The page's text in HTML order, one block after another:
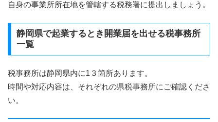
自身の事業所所在地を管轄する税務署に提出しましょう。
静岡県で起業するとき開業届を出せる税事務所
一覧
税事務所は静岡県内に1３箇所あります。
時間や対応内容は、それぞれの県税事務所にご確認くださ
い。